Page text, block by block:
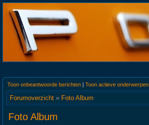
Toon onbeantwoorde berichten | Toon actieve onderwerpen
Forumoverzicht » Foto Album
Foto Album